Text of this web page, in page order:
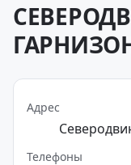
Адрес
Телефоны